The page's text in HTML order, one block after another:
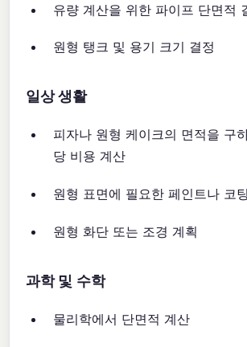
유량 계산을 위한 파이프 단면적
원형 탱크 및 용기 크기 결정
일상 생활
피자나 원형 케이크의 면적을 구
당 비용 계산
원형 표면에 필요한 페인트나 코
원형 화단 또는 조경 계획
과학 및 수학
물리학에서 단면적 계산